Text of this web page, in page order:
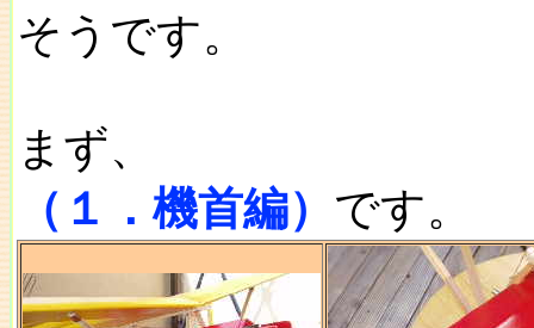
そうです。
まず、
（１．機首編） です。